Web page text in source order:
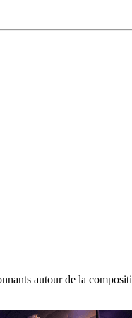
autour de la